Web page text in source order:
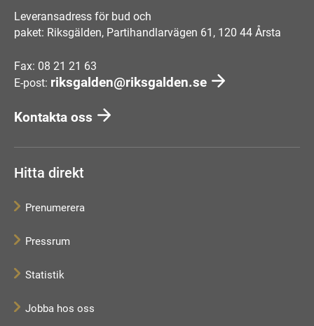
Leveransadress för bud och
paket: Riksgälden, Partihandlarvägen 61, 120 44 Årsta
Fax: 08 21 21 63
E-post: riksgalden@riksgalden.se
Kontakta oss
Hitta direkt
Prenumerera
Pressrum
Statistik
Jobba hos oss